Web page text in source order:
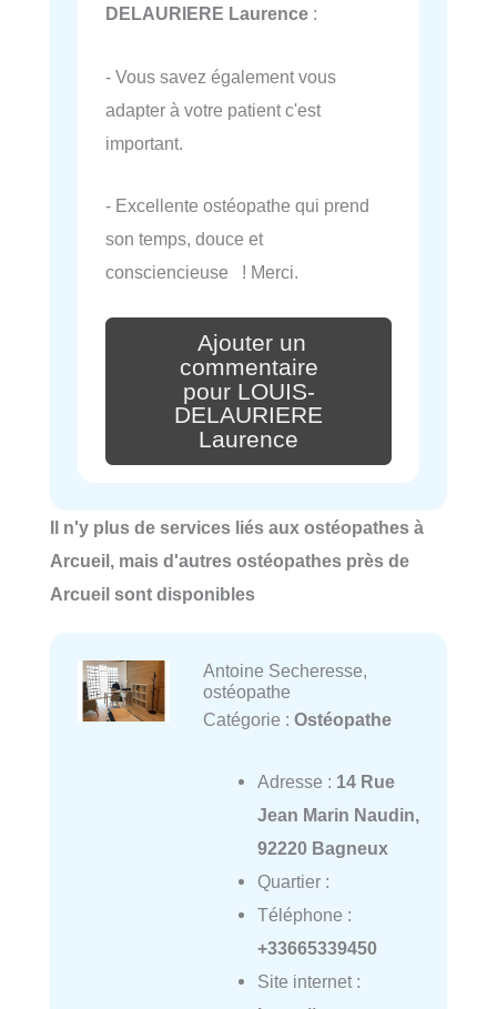
DELAURIERE Laurence :
- Vous savez également vous
adapter à votre patient c'est
important.
- Excellente ostéopathe qui prend
son temps, douce et
consciencieuse ! Merci.
Ajouter un
commentaire
pour LOUIS-
DELAURIERE
Laurence
Il n'y plus de services liés aux ostéopathes à
Arcueil, mais d'autres ostéopathes près de
Arcueil sont disponibles
Antoine Secheresse,
ostéopathe
Catégorie : Ostéopathe
Adresse : 14 Rue
Jean Marin Naudin,
92220 Bagneux
Quartier :
Téléphone :
+33665339450
Site internet :